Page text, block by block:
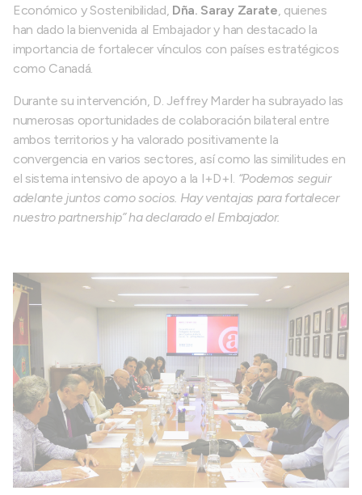
Económico y Sostenibilidad, Dña. Saray Zarate, quienes
han dado la bienvenida al Embajador y han destacado la
importancia de fortalecer vínculos con países estratégicos
como Canadá.
Durante su intervención, D. Jeffrey Marder ha subrayado las
numerosas oportunidades de colaboración bilateral entre
ambos territorios y ha valorado positivamente la
convergencia en varios sectores, así como las similitudes en
el sistema intensivo de apoyo a la I+D+I. “Podemos seguir
adelante juntos como socios. Hay ventajas para fortalecer
nuestro partnership” ha declarado el Embajador.